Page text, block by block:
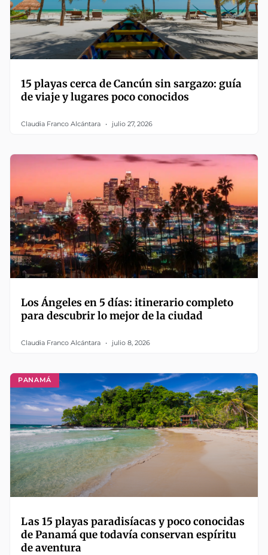
15 playas cerca de Cancún sin sargazo: guía
de viaje y lugares poco conocidos
Claudia Franco Alcántara julio 27, 2026
Los Ángeles en 5 días: itinerario completo
para descubrir lo mejor de la ciudad
Claudia Franco Alcántara julio 8, 2026
PANAMÁ
Las 15 playas paradisíacas y poco conocidas
de Panamá que todavía conservan espíritu
de aventura